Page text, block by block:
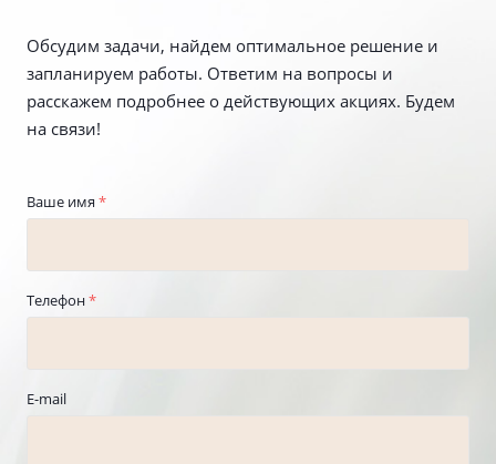
Обсудим задачи, найдем оптимальное решение и
запланируем работы. Ответим на вопросы и
расскажем подробнее о действующих акциях. Будем
на связи!
Ваше имя *
Телефон*
E-mail